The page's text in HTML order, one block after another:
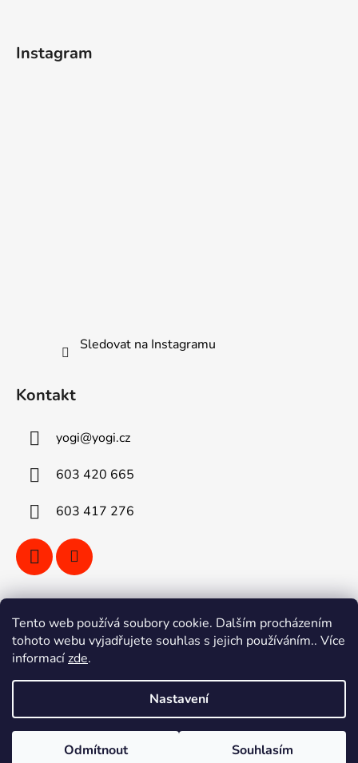
Tento web používá soubory cookie. Dalším procházením
tohoto webu vyjadřujete souhlas s jejich používáním.. Více
informacízde.
Nastavení
Odmítnout Souhlasím
Instagram
Sledovat na Instagramu
Kontakt
yogi@yogi.cz
603 420 665
603 417 276
Vyhledávání
Vytvořil Shoptet
Copyright 2026YOGI kola Ostrava. Všechna práva